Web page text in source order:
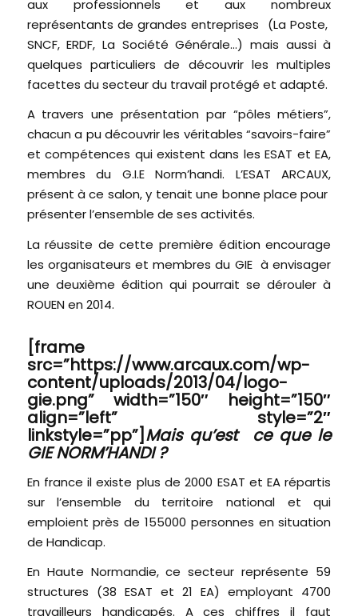
aux professionnels et aux nombreux
représentants de grandes entreprises (La Poste,
SNCF, ERDF, La Société Générale…) mais aussi à
quelques particuliers de découvrir les multiples
facettes du secteur du travail protégé et adapté.
A travers une présentation par “pôles métiers”,
chacun a pu découvrir les véritables “savoirs-faire”
et compétences qui existent dans les ESAT et EA,
membres du G.I.E Norm’handi. L’ESAT ARCAUX,
présent à ce salon, y tenait une bonne place pour
présenter l’ensemble de ses activités.
La réussite de cette première édition encourage
les organisateurs et membres du GIE à envisager
une deuxième édition qui pourrait se dérouler à
ROUEN en 2014.
[frame
src=”https://www.arcaux.com/wp-
content/uploads/2013/04/logo-
gie.png” width=”150″ height=”150″
align=”left” style=”2″
linkstyle=”pp”] Mais qu’est ce que le
GIE NORM’HANDI ?
En france il existe plus de 2000 ESAT et EA répartis
sur l’ensemble du territoire national et qui
emploient près de 155000 personnes en situation
de Handicap.
En Haute Normandie, ce secteur représente 59
structures (38 ESAT et 21 EA) employant 4700
travailleurs handicapés. A ces chiffres il faut